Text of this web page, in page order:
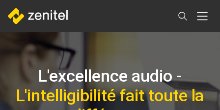
contenu
L'excellence audio -
L'intelligibilité fait toute la